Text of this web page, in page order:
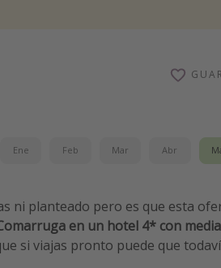
Ene Feb Mar Abr
ni planteado pero es que esta
en un hotel 4* con
si viajas pronto puede que